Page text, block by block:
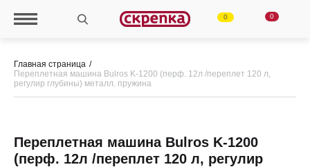
0 0
Главная страница
Переплетная машина Bulros K-1200 (перф. 12л /переплет 120 л,
регулир глубины) металл. пружина
Переплетная машина Bulros K-1200
(перф. 12л /переплет 120 л, регулир